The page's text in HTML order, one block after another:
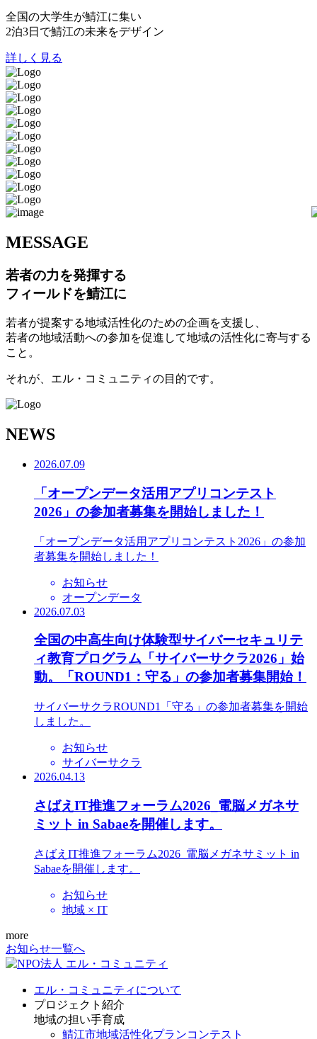
全国の大学生が鯖江に集い
2泊3日で鯖江の未来をデザイン
詳しく見る
MESSAGE
若者の力を発揮する
フィールドを鯖江に
若者が提案する地域活性化のための企画を支援し、
若者の地域活動への参加を促進して地域の活性化に寄与する
こと。
それが、エル・コミュニティの目的です。
NEWS
2026.07.09
「オープンデータ活用アプリコンテスト
2026」の参加者募集を開始しました！
「オープンデータ活用アプリコンテスト2026」の参加
者募集を開始しました！
お知らせ
オープンデータ
2026.07.03
全国の中高生向け体験型サイバーセキュリテ
ィ教育プログラム「サイバーサクラ2026」始
動。「ROUND1：守る」の参加者募集開始！
サイバーサクラROUND1「守る」の参加者募集を開始
しました。
お知らせ
サイバーサクラ
2026.04.13
さばえIT推進フォーラム2026_電脳メガネサ
ミット in Sabaeを開催します。
さばえIT推進フォーラム2026_電脳メガネサミット in
Sabaeを開催します。
お知らせ
地域 × IT
more
お知らせ一覧へ
エル・コミュニティについて
プロジェクト紹介
地域の担い手育成
鯖江市地域活性化プランコンテスト